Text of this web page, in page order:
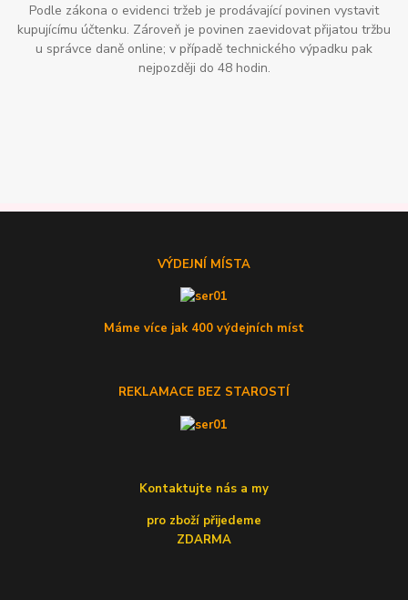
Podle zákona o evidenci tržeb je prodávající povinen vystavit
kupujícímu účtenku. Zároveň je povinen zaevidovat přijatou tržbu
u správce daně online; v případě technického výpadku pak
nejpozději do 48 hodin.
VÝDEJNÍ MÍSTA
Máme více jak 400 výdejních míst
REKLAMACE BEZ STAROSTÍ
Kontaktujte nás a my
pro zboží přijedeme
ZDARMA